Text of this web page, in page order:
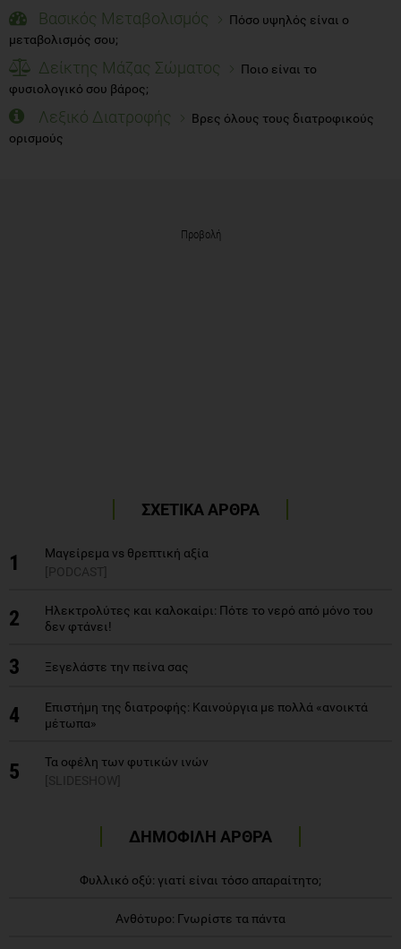
Βασικός Μεταβολισμός
Πόσο υψηλός είναι ο
μεταβολισμός σου;
Δείκτης Μάζας Σώματος
Ποιο είναι το
φυσιολογικό σου βάρος;
Λεξικό Διατροφής
Βρες όλους τους διατροφικούς
ορισμούς
Προβολή
ΣΧΕΤΙΚΑ ΑΡΘΡΑ
1
Μαγείρεμα vs θρεπτική αξία
[PODCAST]
2
Ηλεκτρολύτες και καλοκαίρι: Πότε το νερό από μόνο του
δεν φτάνει!
3 Ξεγελάστε την πείνα σας
4
Επιστήμη της διατροφής: Καινούργια με πολλά «ανοικτά
μέτωπα»
5
Τα οφέλη των φυτικών ινών
[SLIDESHOW]
ΔΗΜΟΦΙΛΗ ΑΡΘΡΑ
Φυλλικό οξύ: γιατί είναι τόσο απαραίτητο;
Ανθότυρο: Γνωρίστε τα πάντα